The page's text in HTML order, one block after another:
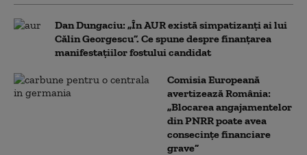
Dan Dungaciu: „În AUR există simpatizanți ai lui
Călin Georgescu”. Ce spune despre finanțarea
manifestațiilor fostului candidat
Comisia Europeană
avertizează România:
„Blocarea angajamentelor
din PNRR poate avea
consecințe financiare
grave”